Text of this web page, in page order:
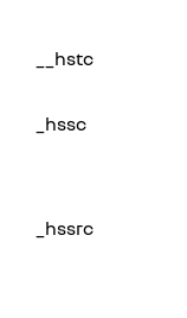
__hstc
_hssc
_hssrc